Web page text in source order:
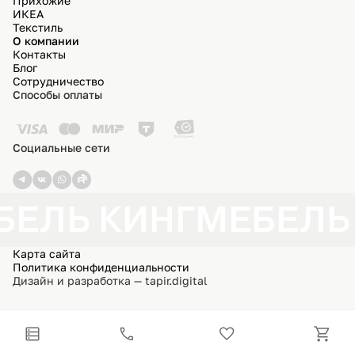
ИКЕА
Текстиль
О компании
Контакты
Блог
Сотрудничество
Способы оплаты
Социальные сети
Карта сайта
Политика конфиденциальности
Дизайн и разработка — tapir.digital